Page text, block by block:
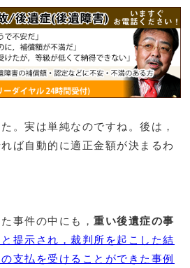
実は単純なのですね。後は，
ば自動的に適正金額が決まるわ
事件の中にも，重い後遺症の事
提示され，裁判所を起こした結
支払を受けることができた事例